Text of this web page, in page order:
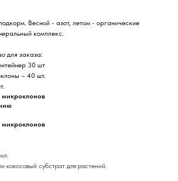
Весной - азот, летом - органические
комплекс.
для заказа:
30 шт
– 40 шт.
микроклонов
микроклонов
кокосовый субстрат для растений.